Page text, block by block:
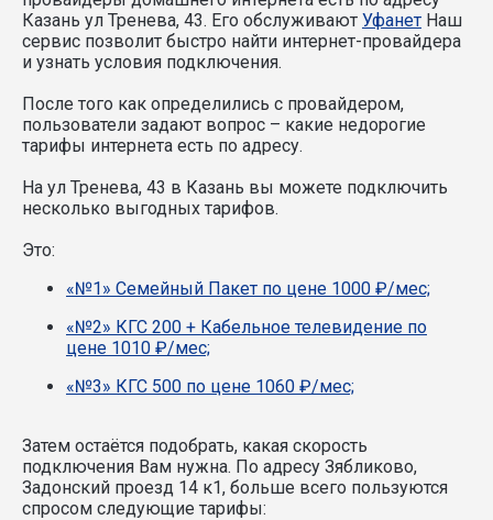
Казань ул Тренева, 43. Его обслуживают Уфанет Наш
сервис позволит быстро найти интернет-провайдера
и узнать условия подключения.
После того как определились с провайдером,
пользователи задают вопрос – какие недорогие
тарифы интернета есть по адресу.
На ул Тренева, 43 в Казань вы можете подключить
несколько выгодных тарифов.
Это:
«№1» Семейный Пакет по цене 1000 ₽/мес;
«№2» КГС 200 + Кабельное телевидение по
цене 1010 ₽/мес;
«№3» КГС 500 по цене 1060 ₽/мес;
Затем остаётся подобрать, какая скорость
подключения Вам нужна. По адресу Зябликово,
Задонский проезд 14 к1, больше всего пользуются
спросом следующие тарифы: